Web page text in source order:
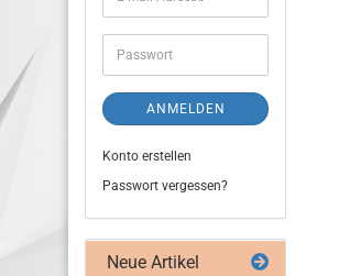
ANMELDEN
Konto erstellen
Passwort vergessen?
Neue Artikel